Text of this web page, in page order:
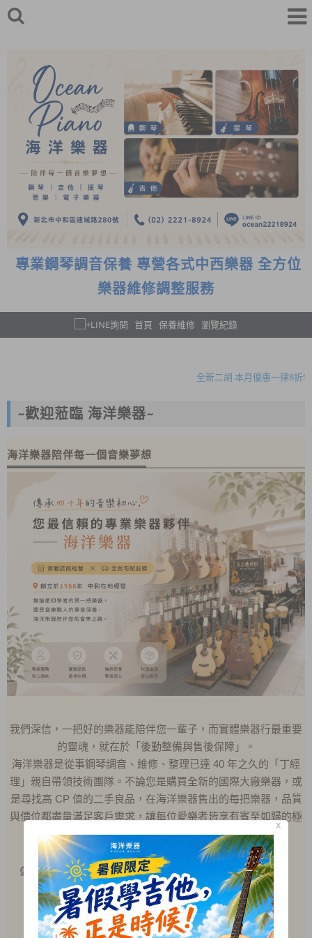
專業鋼琴調音保養 專營各式中西樂器 全方位
樂器維修調整服務
首頁 保養維修 瀏覽紀錄
全新二胡 本月優惠一律8折!
專業鋼琴到府調音、保養服務~ 歡迎來電預約!
木吉他大保養原價1050元 7-8月優惠方案只要780元!
全新二胡 本月優惠一律8折!
暑假限定!購買指定款吉他免費送攜帶式吉他架!
專業鋼琴到府調音、保養服務~ 歡迎來電預約!
~歡迎蒞臨 海洋樂器~
海洋樂器陪伴每一個音樂夢想
我們深信，一把好的樂器能陪伴您一輩子，而實體樂器行最重要
的靈魂，就在於「後勤整備與售後保障」。
海洋樂器是從事鋼琴調音、維修、整理已達 40 年之久的「丁經
理」親自帶領技術團隊。不論您是購買全新的國際大廠樂器，或
是尋找高 CP 值的二手良品，在海洋樂器售出的每把樂器，品質
與價位都盡量滿足客戶需求，讓每位愛樂者皆享有賓至如歸的極
致安心感。
๑ 我們擁有專業技術
專業鋼琴調音與維修
吉他換弦與定期保養
X